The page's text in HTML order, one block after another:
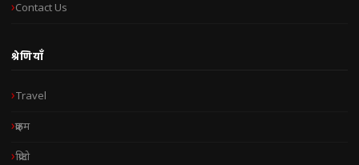
Contact Us
श्रेणियाँ
Travel
क्राइम
क्रिप्टो